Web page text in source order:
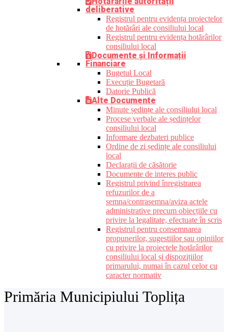
deliberative
Registrul pentru evidența proiectelor
de hotărâri ale consiliului local
Registrul pentru evidența hotărârilor
consiliului local
Documente și Informații
Financiare
Bugetul Local
Execuție Bugetară
Datorie Publică
Alte Documente
Minute ședințe ale consiliului local
Procese verbale ale ședințelor
consiliului local
Informare dezbateri publice
Ordine de zi ședințe ale consiliului
local
Declarații de căsătorie
Documente de interes public
Registrul privind înregistrarea
refuzurilor de a
semna/contrasemna/aviza actele
administrative precum obiecțiile cu
privire la legalitate, efectuate în scris
Registrul pentru consemnarea
propunerilor, sugestiilor sau opiniilor
cu privire la proiectele hotărârilor
consiliului local și dispozițiilor
primarului, numai în cazul celor cu
caracter normativ
Primăria Municipiului Toplița